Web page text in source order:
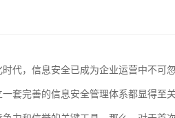
时代，信息安全已成为企业运营中不可
一套完善的信息安全管理体系都显得至